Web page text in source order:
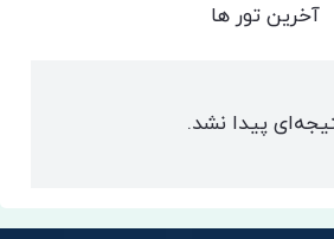
آخرین تور ها
پیدا نشد.